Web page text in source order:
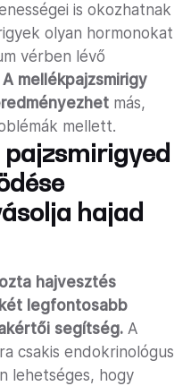
is okozhatnak
olyan hormonokat
vérben lévő
A mellékpajzsmirigy
más,
mellett.
hajad
hajvesztés
legfontosabb
segítség. A
csakis endokrinológus
lehetséges, hogy